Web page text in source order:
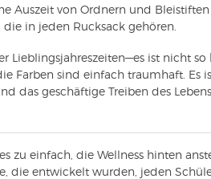
Auszeit von Ordnern und
die in jeden Rucksack gehören.
Lieblingsjahreszeiten—es ist nicht
Farben sind einfach traumhaft. Es
das geschäftige Treiben des
zu einfach, die Wellness hinten
die entwickelt wurden, jeden